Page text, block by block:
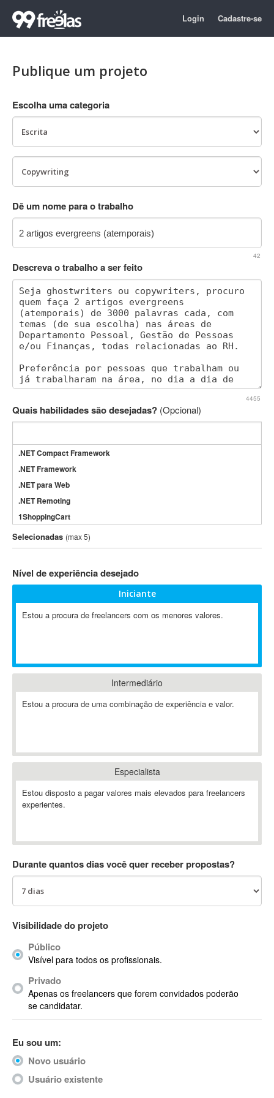
Login Cadastre-se
Publique um projeto
Escolha uma categoria
Dê um nome para o trabalho
42
Descreva o trabalho a ser feito
4455
Quais habilidades são desejadas? (Opcional)
.NET Compact Framework
.NET Framework
.NET para Web
.NET Remoting
1ShoppingCart
3DS Max
3GSM
802.11
A-GPS
ABAP
Abaqus
ABBYY FineReader
Ableton
Ableton Push
Abstract
AC3
ACID Pro
ACPI
Acrobat
Acrobat X
Acronis
ACT
Actimize
ActionScript
ActionScript 3
Selecionadas (max 5)
Nível de experiência desejado
Iniciante
Estou a procura de freelancers com os menores valores.
Intermediário
Estou a procura de uma combinação de experiência e valor.
Especialista
Estou disposto a pagar valores mais elevados para freelancers
experientes.
Durante quantos dias você quer receber propostas?
Visibilidade do projeto
Público
Visível para todos os profissionais.
Privado
Apenas os freelancers que forem convidados poderão
se candidatar.
Eu sou um:
Novo usuário
Usuário existente